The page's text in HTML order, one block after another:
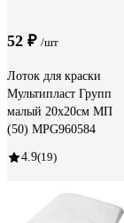
52 ₽ /шт
Лоток для краски
Мультипласт Групп
малый 20х20см МП
(50) MPG960584
4.9(19)